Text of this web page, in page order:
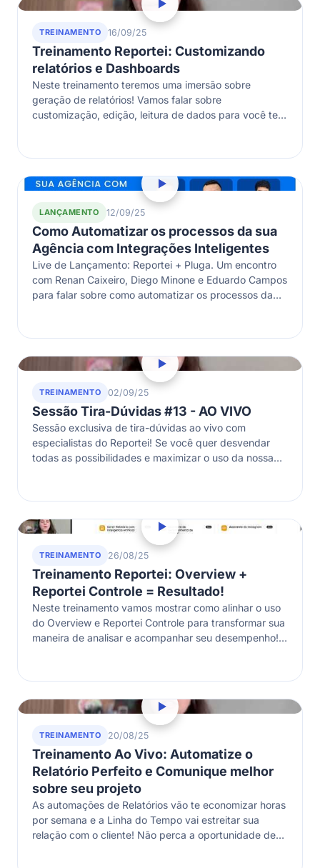
TREINAMENTO 16/09/25
Treinamento Reportei: Customizando
relatórios e Dashboards
Neste treinamento teremos uma imersão sobre
geração de relatórios! Vamos falar sobre
customização, edição, leitura de dados para você ter
LANÇAMENTO 12/09/25
Como Automatizar os processos da sua
Agência com Integrações Inteligentes
Live de Lançamento: Reportei + Pluga. Um encontro
com Renan Caixeiro, Diego Minone e Eduardo Campos
para falar sobre como automatizar os processos da
TREINAMENTO 02/09/25
Sessão Tira-Dúvidas #13 - AO VIVO
Sessão exclusiva de tira-dúvidas ao vivo com
especialistas do Reportei! Se você quer desvendar
todas as possibilidades e maximizar o uso da nossa
TREINAMENTO 26/08/25
Treinamento Reportei: Overview +
Reportei Controle = Resultado!
Neste treinamento vamos mostrar como alinhar o uso
do Overview e Reportei Controle para transformar sua
maneira de analisar e acompanhar seu desempenho!
TREINAMENTO 20/08/25
Treinamento Ao Vivo: Automatize o
Relatório Perfeito e Comunique melhor
sobre seu projeto
As automações de Relatórios vão te economizar horas
por semana e a Linha do Tempo vai estreitar sua
relação com o cliente! Não perca a oportunidade de